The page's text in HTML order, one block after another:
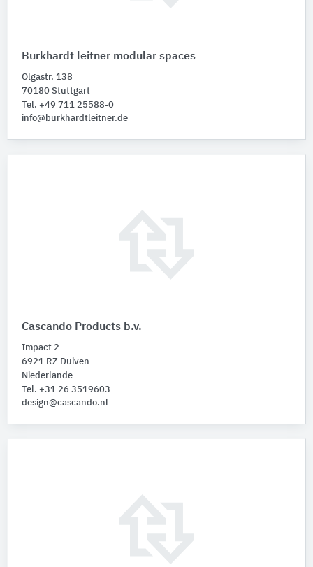
Burkhardt leitner modular spaces
Olgastr. 138
70180 Stuttgart
Tel. +49 711 25588-0
info@burkhardtleitner.de
Cascando Products b.v.
Impact 2
6921 RZ Duiven
Niederlande
Tel. +31 26 3519603
design@cascando.nl